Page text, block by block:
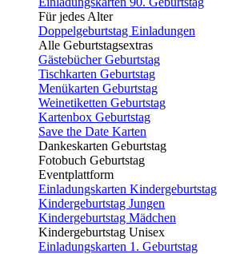
Für jedes Alter
Doppelgeburtstag Einladungen
Alle Geburtstagsextras
Gästebücher Geburtstag
Tischkarten Geburtstag
Menükarten Geburtstag
Weinetiketten Geburtstag
Kartenbox Geburtstag
Save the Date Karten
Dankeskarten Geburtstag
Fotobuch Geburtstag
Eventplattform
Einladungskarten Kindergeburtstag
Kindergeburtstag Jungen
Kindergeburtstag Mädchen
Kindergeburtstag Unisex
Einladungskarten 1. Geburtstag